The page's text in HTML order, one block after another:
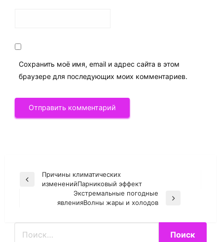
Сохранить моё имя, email и адрес сайта в этом
браузере для последующих моих комментариев.
Навигация
записям
Previous
Причины климатических
измененийПарниковый эффект
Экстремальные погодные
явленияВолны жары и холодов